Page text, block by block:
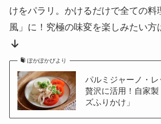
けをパラリ。かけるだけで全ての料
風」に！究極の味変を楽しみたい方
ぽかぽかびより
パルミジャーノ・
贅沢に活用！自家
ズふりかけ」